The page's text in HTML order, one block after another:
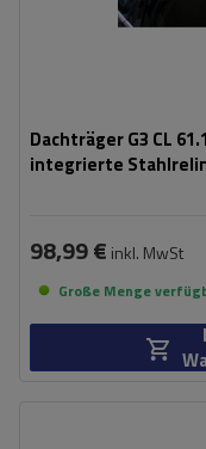
Dachträger G3 CL
integrierte
98,99 € inkl. MwSt
Große Menge